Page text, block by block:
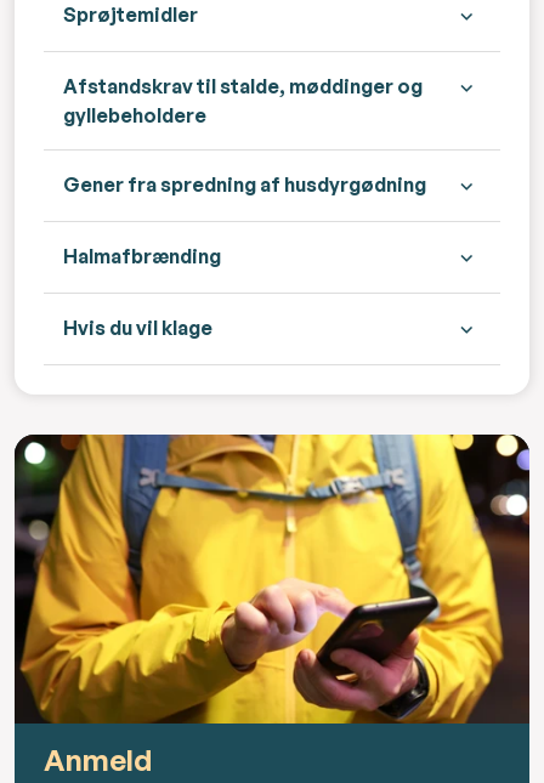
Sprøjtemidler
Afstandskrav til stalde, møddinger og
gyllebeholdere
Gener fra spredning af husdyrgødning
Halmafbrænding
Hvis du vil klage
Anmeld